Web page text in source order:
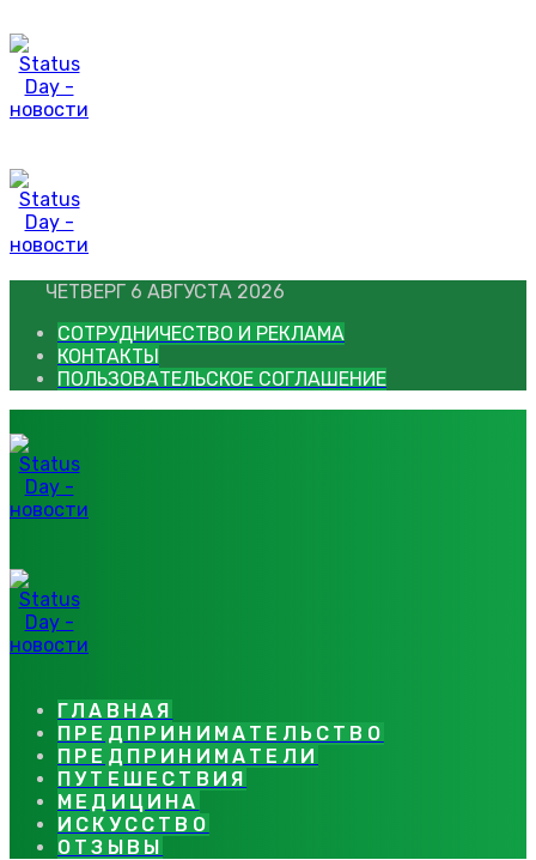
к
контенту
ЧЕТВЕРГ 6 АВГУСТА 2026
СОТРУДНИЧЕСТВО И РЕКЛАМА
КОНТАКТЫ
ПОЛЬЗОВАТЕЛЬСКОЕ СОГЛАШЕНИЕ
ГЛАВНАЯ
ПРЕДПРИНИМАТЕЛЬСТВО
ПРЕДПРИНИМАТЕЛИ
ПУТЕШЕСТВИЯ
МЕДИЦИНА
ИСКУССТВО
ОТЗЫВЫ